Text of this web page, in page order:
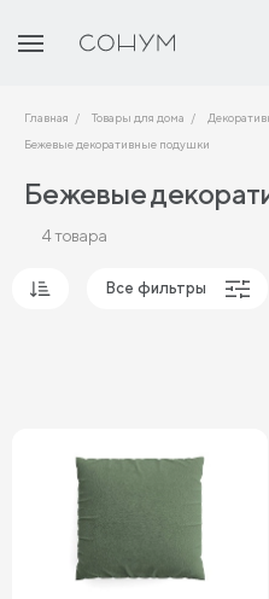
Главная Товары для дома
Бежевые декоративные подушки
Бежевые
4 товара
Все фильтры